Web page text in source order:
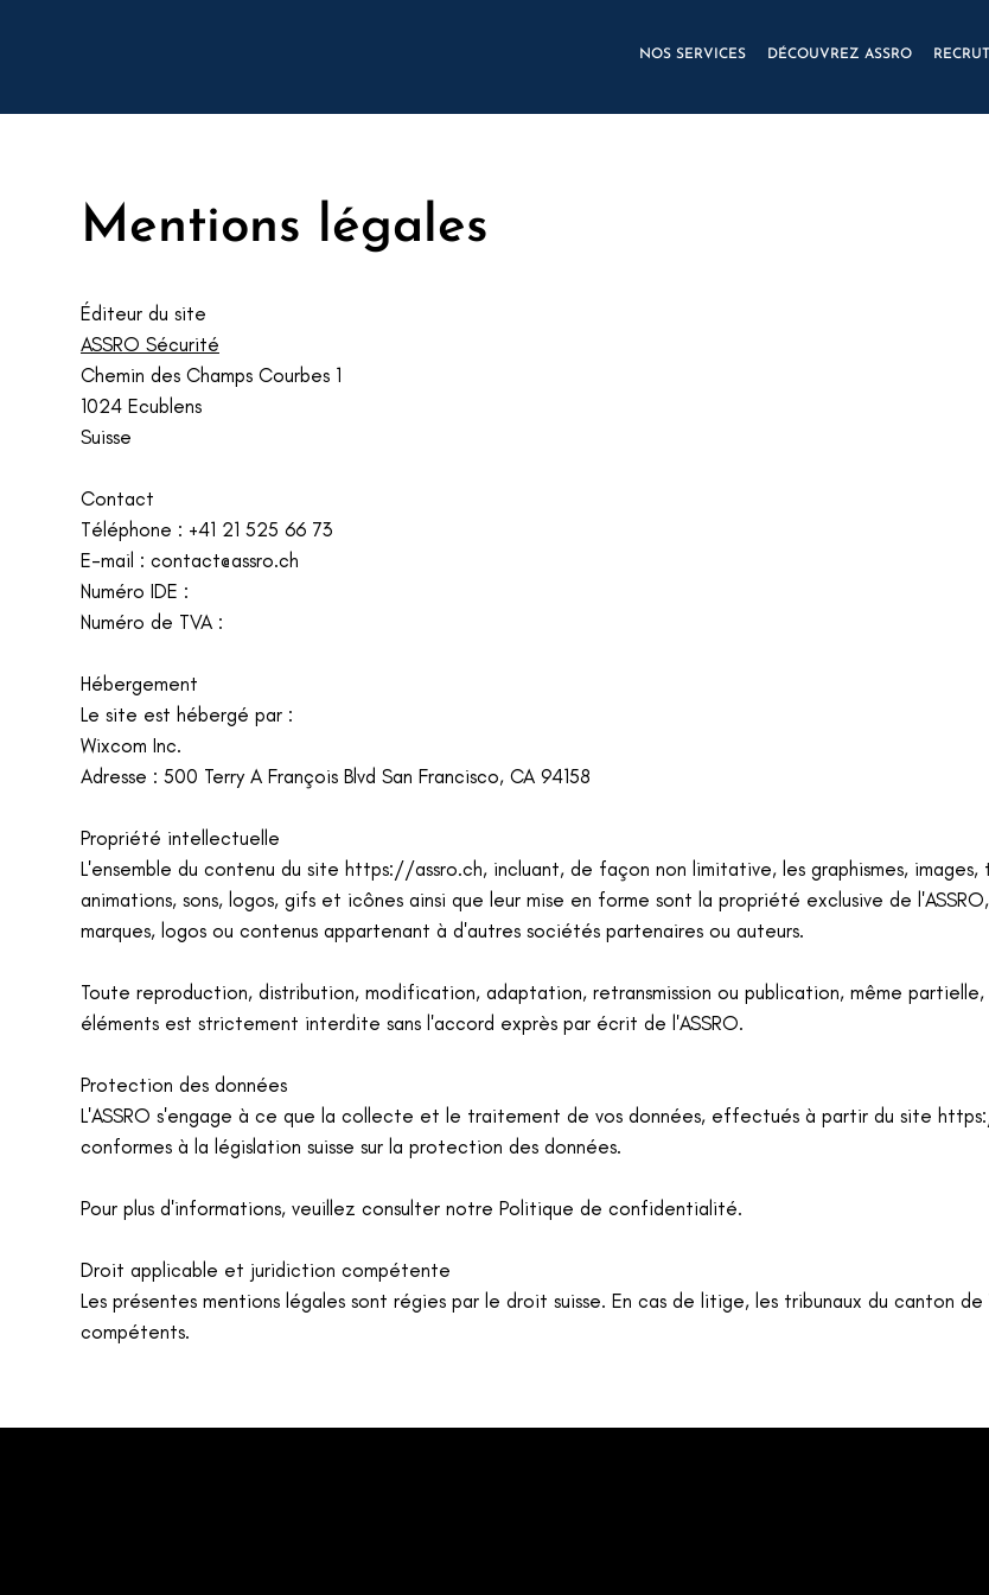
NOS SERVICES DÉCOUVREZ ASSRO
Mentions légales
Éditeur du site
ASSRO Sécurité
Chemin des Champs Courbes 1
1024 Ecublens
Suisse
Contact
Téléphone : +41 21 525 66 73
E-mail : contact@assro.ch
Numéro IDE :
Numéro de TVA :
Hébergement
Le site est hébergé par :
Wixcom Inc.
Adresse : 500 Terry A François Blvd San Francisco, CA 94158
Propriété intellectuelle
L'ensemble du contenu du site https://assro.ch, incluant, de façon non limitative, les graphismes,
animations, sons, logos, gifs et icônes ainsi que leur mise en forme sont la propriété exclusive de
marques, logos ou contenus appartenant à d'autres sociétés partenaires ou auteurs.
Toute reproduction, distribution, modification, adaptation, retransmission ou publication, même
éléments est strictement interdite sans l'accord exprès par écrit de l'ASSRO.
Protection des données
L'ASSRO s'engage à ce que la collecte et le traitement de vos données, effectués à partir du site
conformes à la législation suisse sur la protection des données.
Pour plus d'informations, veuillez consulter notre Politique de confidentialité.
Droit applicable et juridiction compétente
Les présentes mentions légales sont régies par le droit suisse. En cas de litige, les tribunaux du canton de
compétents.